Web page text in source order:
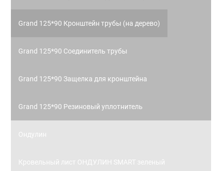
Grand 125*90 Кронштейн трубы (на дерево)
Grand 125*90 Соединитель трубы
Grand 125*90 Защелка для кронштейна
Grand 125*90 Резиновый уплотнитель
Ондулин
Кровельный лист ОНДУЛИН SMART зеленый